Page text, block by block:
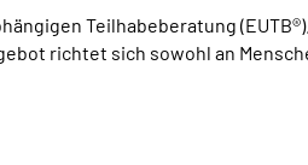
Teilhabeberatung
richtet sich sowohl an